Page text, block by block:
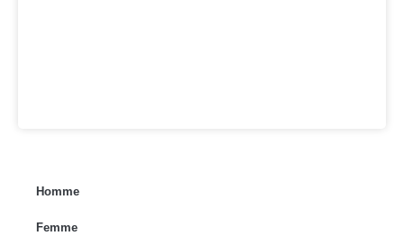
Homme
Femme